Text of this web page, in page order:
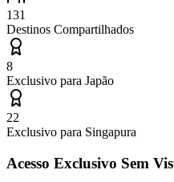
131
Destinos Compartilhados
8
Exclusivo para Japão
22
Exclusivo para Singapura
Acesso Exclusivo Sem